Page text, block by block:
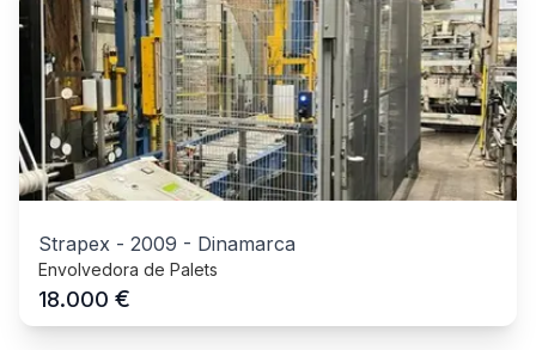
Strapex - 2009 - Dinamarca
Envolvedora de Palets
18.000 €